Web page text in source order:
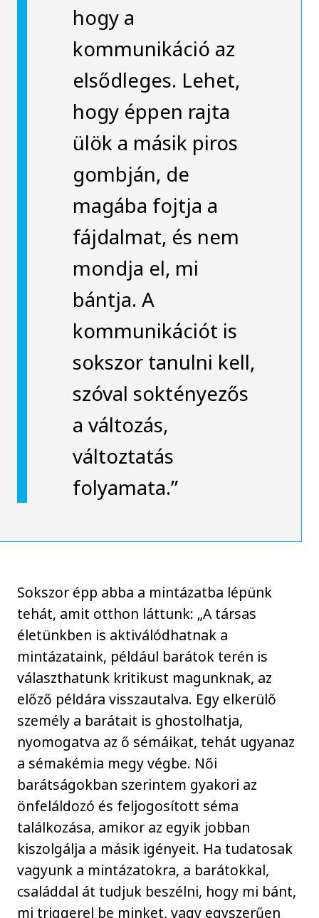
hogy a
kommunikáció az
elsődleges. Lehet,
hogy éppen rajta
ülök a másik piros
gombján, de
magába fojtja a
fájdalmat, és nem
mondja el, mi
bántja. A
kommunikációt is
sokszor tanulni kell,
szóval soktényezős
a változás,
változtatás
folyamata.”
Sokszor épp abba a mintázatba lépünk
tehát, amit otthon láttunk: „A társas
életünkben is aktiválódhatnak a
mintázataink, például barátok terén is
választhatunk kritikust magunknak, az
előző példára visszautalva. Egy elkerülő
személy a barátait is ghostolhatja,
nyomogatva az ő sémáikat, tehát ugyanaz
a sémakémia megy végbe. Női
barátságokban szerintem gyakori az
önfeláldozó és feljogosított séma
találkozása, amikor az egyik jobban
kiszolgálja a másik igényeit. Ha tudatosak
vagyunk a mintázatokra, a barátokkal,
családdal át tudjuk beszélni, hogy mi bánt,
mi triggerel be minket, vagy egyszerűen